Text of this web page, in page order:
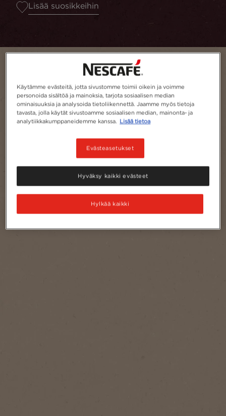
Lisää suosikkeihin
Annoksia1
Käytämme evästeitä, jotta sivustomme toimii oikein ja voimme
personoida sisältöä ja mainoksia, tarjota sosiaalisen median
ominaisuuksia ja analysoida tietoliikennettä. Jaamme myös tietoja
tavasta, jolla käytät sivustoamme sosiaalisen median, mainonta- ja
analytiikkakumppaneidemme kanssa. Lisää tietoa
Evästeasetukset
Hylkää kaikki
Hyväksy kaikki evästeet